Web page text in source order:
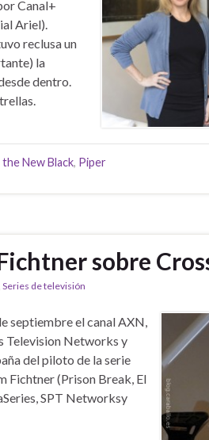
Canal+
Ariel).
reclusa un
la
dentro.
New Black, Piper
sobre
Series de televisión
septiembre el canal AXN,
Television Networks y
del piloto de la serie
Fichtner (Prison Break, El
SPT Networksy